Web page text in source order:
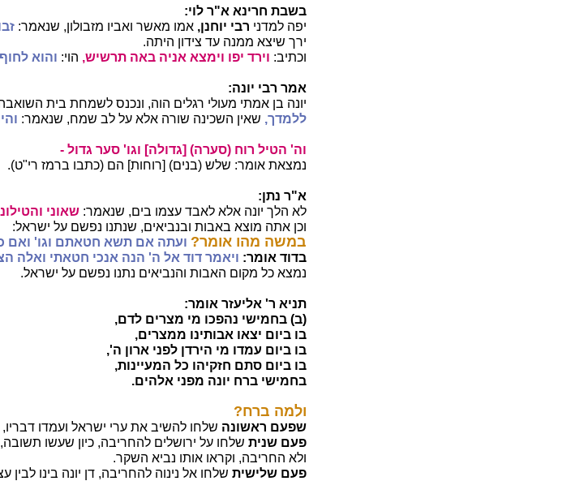
בשבת חרינא א"ר לוי:
יפה למדני רבי יוחנן, אמו מאשר ואביו מזבולון, שנאמר:
ירך שיצא ממנה עד צידון היתה.
וכתיב: וירד יפו וימצא אניה באה תרשיש, הוי: והוא
אמר רבי יונה:
יונה בן אמתי מעולי רגלים הוה, ונכנס לשמחת בית
ללמדך, שאין השכינה שורה אלא על לב שמח, שנאמר:
וה' הטיל רוח (סערה) [גדולה] וגו' סער גדול -
נמצאת אומר: שלש (בנים) [רוחות] הם (כתבו ברמז רי"ט).
א"ר נתן:
לא הלך יונה אלא לאבד עצמו בים, שנאמר: שאוני
וכן אתה מוצא באבות ובנביאים, שנתנו נפשם על ישראל:
במשה מהו אומר? ועתה אם תשא חטאתם וגו' ואם
בדוד אומר: ויאמר דוד אל ה' הנה אנכי חטאתי ואלה
נמצא כל מקום האבות והנביאים נתנו נפשם על ישראל.
תניא ר' אליעזר אומר:
(ב) בחמישי נהפכו מי מצרים לדם,
בו ביום יצאו אבותינו ממצרים,
בו ביום עמדו מי הירדן לפני ארון ה',
בו ביום סתם חזקיהו כל המעיינות,
בחמישי ברח יונה מפני אלהים.
ולמה ברח?
שפעם ראשונה שלחו להשיב את ערי ישראל ועמדו
פעם שנית שלחו על ירושלים להחריבה, כיון שעשו
ולא החריבה, וקראו אותו נביא השקר.
פעם שלישית שלחו אל נינוה להחריבה, דן יונה בינו לבין